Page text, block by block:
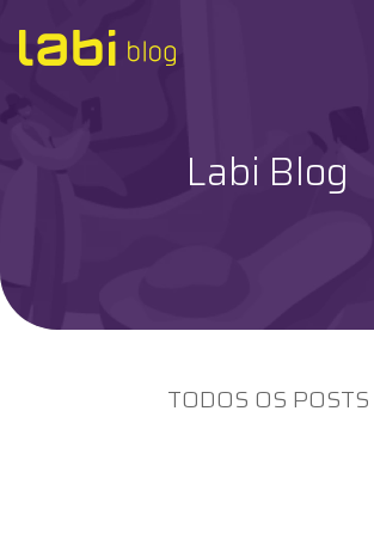
Dicas de Saúde
Labi Blog
TODOS OS POSTS